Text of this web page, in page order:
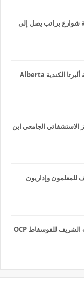
عامل نظافة شوارع براتب يصل إلى
استمارة الهجرة الجديدة بمقاطعة ألبرتا الكندية Alberta
بالمركز الاستشفائي الجامعي ابن
للمعلمون وإداريون
طريقة تقديم طلب عمل بالمكتب الشريف للفوسفاط OCP